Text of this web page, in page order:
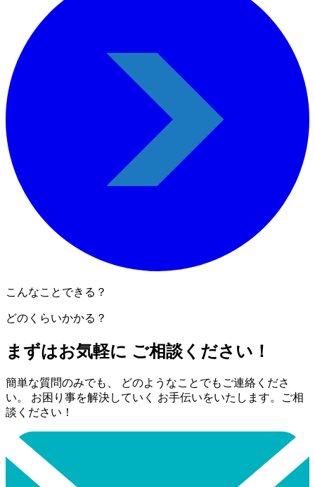
こんなことできる？
どのくらいかかる？
まずはお気軽に ご相談ください！
簡単な質問のみでも、 どのようなことでもご連絡くださ
い。 お困り事を解決していく お手伝いをいたします。ご相
談ください！